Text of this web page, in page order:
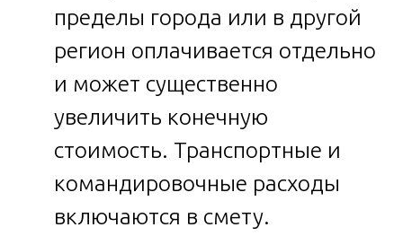
пределы города или в другой
регион оплачивается отдельно
и может существенно
увеличить конечную
стоимость. Транспортные и
командировочные расходы
включаются в смету.